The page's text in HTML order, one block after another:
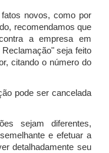
novos, como por
recomendamos que
a empresa em
seja feito
citando o número do
pode ser cancelada
sejam diferentes,
e efetuar a
detalhadamente seu